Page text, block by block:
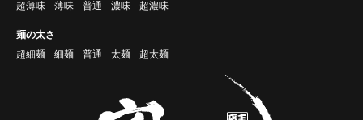
超薄味
薄味 普通 濃味 超濃味
麺の太さ
超細麺
細麺 普通 太麺 超太麺